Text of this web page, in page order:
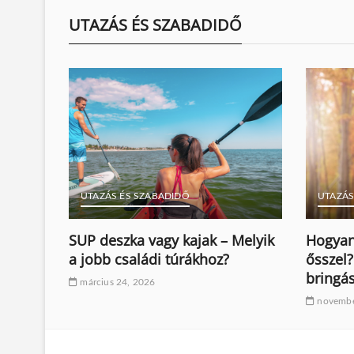
UTAZÁS ÉS SZABADIDŐ
UTAZÁS ÉS SZABADIDŐ
SUP deszka vagy kajak – Melyik
a jobb családi túrákhoz?
március 24, 2026